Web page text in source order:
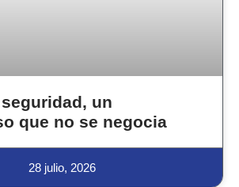
un
que no se negocia
28 julio, 2026